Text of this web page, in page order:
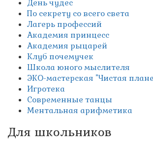
День чудес
По секрету со всего света
Лагерь профессий
Академия принцесс
Академия рыцарей
Клуб почемучек
Школа юного мыслителя
ЭКО-мастерская "Чистая
Игротека
Современные танцы
Ментальная арифметика
Для школьников